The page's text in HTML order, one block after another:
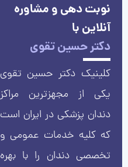
نوبت دهی و مشاوره
آنلاین با
دکتر حسین تقوی
کلینیک دکتر حسین تقوی
یکی از مجهزترین مراکز
دندان پزشکی در ایران است
که کلیه خدمات عمومی و
تخصصی دندان را با بهره